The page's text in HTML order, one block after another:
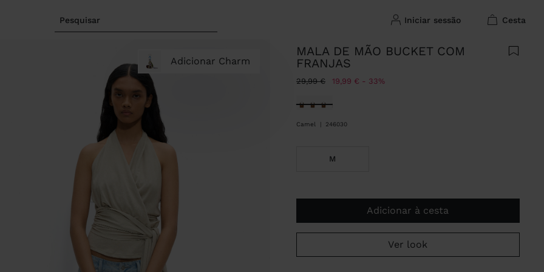
Pesquisar iniciar sessão cesta
Adicionar Charm
MALA DE MÃO BUCKET COM
FRANJAS
Preço Reduzido De
29,99 €Para19,99 € 33%
Selecionado
Camel 246030
M
Adicionar à cesta
Ver look